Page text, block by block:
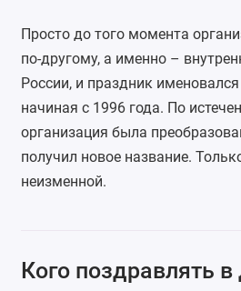
Просто до того момента
по-другому, а именно –
России, и праздник именовался
начиная с 1996 года. По
организация была
получил новое название.
неизменной.
Кого поздравлять